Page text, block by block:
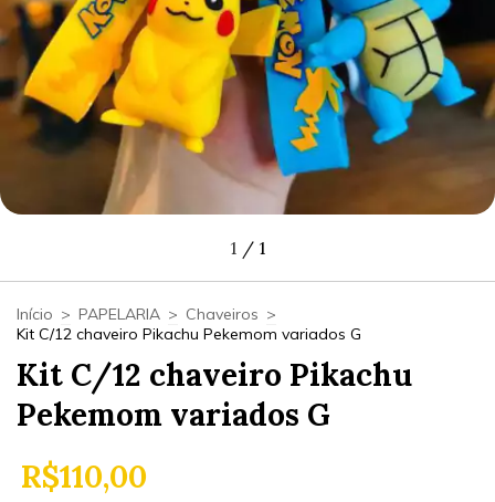
1 / 1
Início > PAPELARIA > Chaveiros >
Kit C/12 chaveiro Pikachu Pekemom variados G
Kit C/12 chaveiro Pikachu
Pekemom variados G
R$110,00